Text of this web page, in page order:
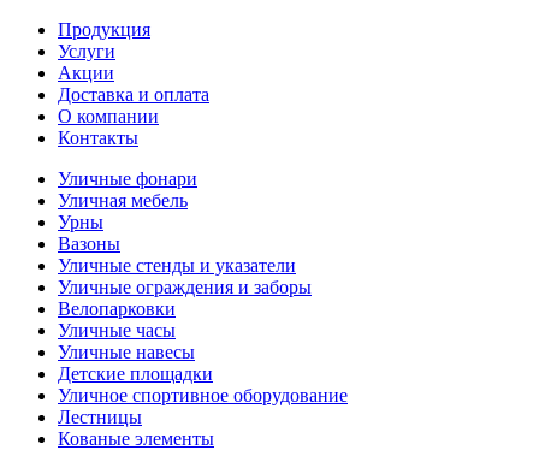
Продукция
Услуги
Акции
Доставка и оплата
О компании
Контакты
Уличные фонари
Уличная мебель
Урны
Вазоны
Уличные стенды и указатели
Уличные ограждения и заборы
Велопарковки
Уличные часы
Уличные навесы
Детские площадки
Уличное спортивное оборудование
Лестницы
Кованые элементы